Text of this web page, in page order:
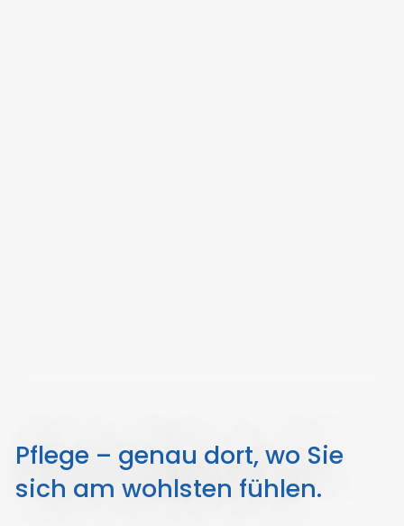
Pflege – genau dort, wo Sie
sich am wohlsten fühlen.